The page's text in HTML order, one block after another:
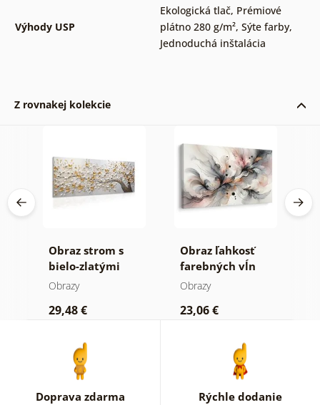
Výhody USP
Ekologická tlač, Prémiové
plátno 280 g/m², Sýte farby,
Jednoduchá inštalácia
Z rovnakej kolekcie
Obraz strom s
bielo-zlatými
kvetmi
Obrazy
29,48 €
Obraz ľahkosť
farebných vĺn
Obrazy
23,06 €
Doprava zdarma Rýchle dodanie